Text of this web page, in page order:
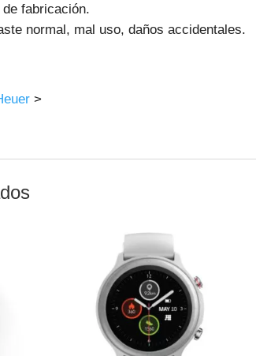
fabricación.
normal, mal uso, daños accidentales.
>